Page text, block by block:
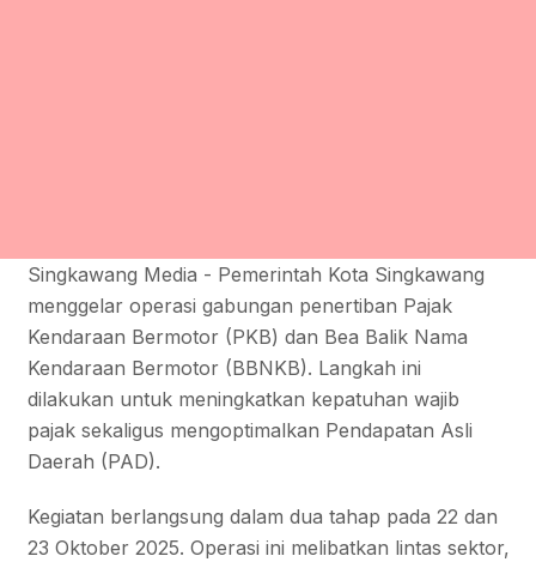
Singkawang Media - Pemerintah Kota Singkawang
menggelar operasi gabungan penertiban Pajak
Kendaraan Bermotor (PKB) dan Bea Balik Nama
Kendaraan Bermotor (BBNKB). Langkah ini
dilakukan untuk meningkatkan kepatuhan wajib
pajak sekaligus mengoptimalkan Pendapatan Asli
Daerah (PAD).
Kegiatan berlangsung dalam dua tahap pada 22 dan
23 Oktober 2025. Operasi ini melibatkan lintas sektor,